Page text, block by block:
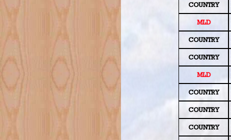
COUNTRY
MLD
COUNTRY
COUNTRY
MLD
COUNTRY
COUNTRY
COUNTRY